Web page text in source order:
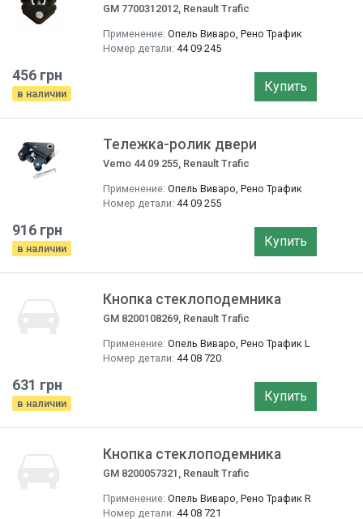
GM 7700312012, Renault Trafic
Применение: Опель Виваро, Рено Трафик
Номер детали: 44 09 245
456 грн
в наличии Купить
Тележка-ролик двери
Vemo 44 09 255, Renault Trafic
Применение: Опель Виваро, Рено Трафик
Номер детали: 44 09 255
916 грн
в наличии Купить
Кнопка стеклоподемника
GM 8200108269, Renault Trafic
Применение: Опель Виваро, Рено Трафик L
Номер детали: 44 08 720
631 грн
в наличии Купить
Кнопка стеклоподемника
GM 8200057321, Renault Trafic
Применение: Опель Виваро, Рено Трафик R
Номер детали: 44 08 721